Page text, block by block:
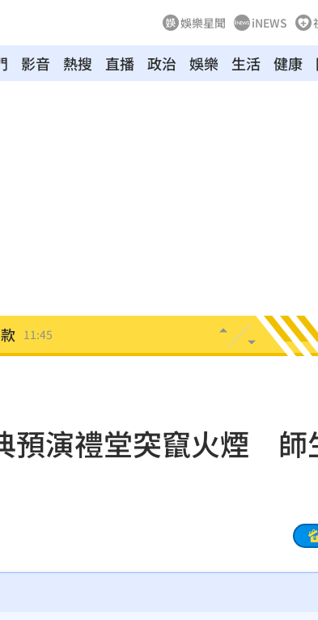
娛樂星聞 iNEWS
影音 熱搜 直播 政治 娛樂 生活 健康
11:45
11:36
預演禮堂突竄火煙 師